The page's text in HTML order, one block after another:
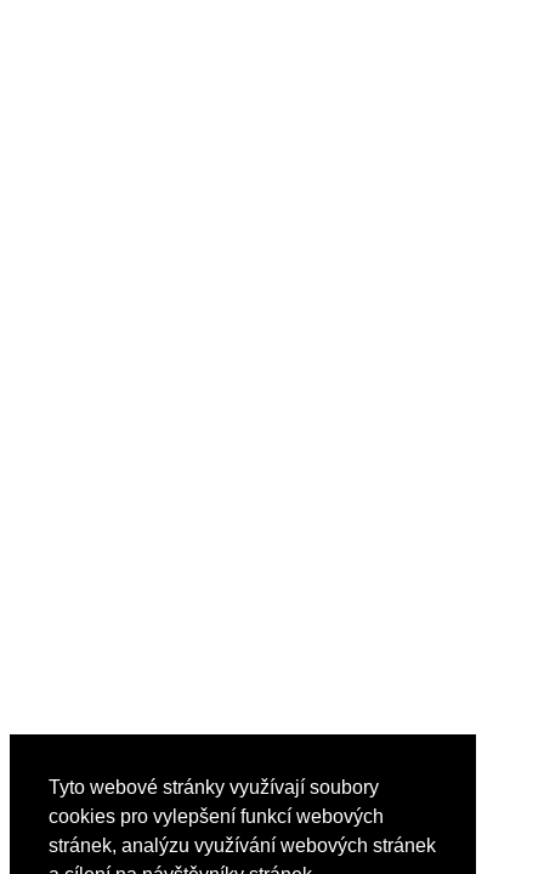
Tyto webové stránky využívají soubory
cookies pro vylepšení funkcí webových
stránek, analýzu využívání webových stránek